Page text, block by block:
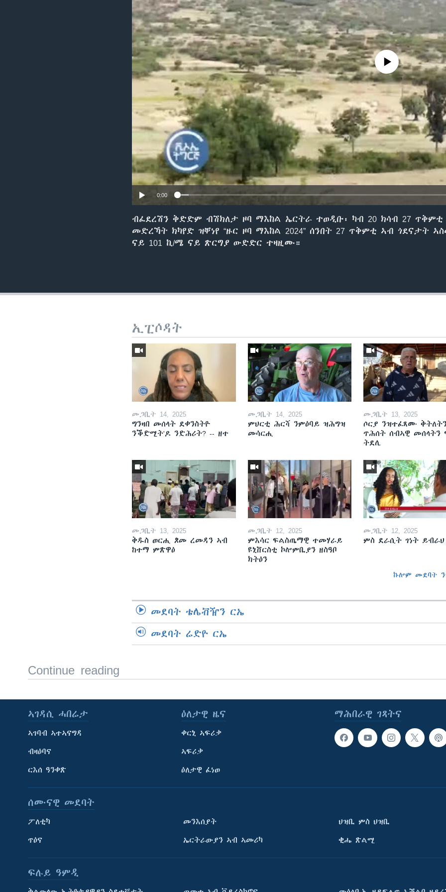
ትምህርቲ እንግሊዝኛ
No media source currently
0:00
ብፈደረሽን ቅድድም ብሽክለታ ዞባ ማእከል ኤርትራ ተወዲቡ፡ ካብ 20 ክሳብ 27 ጥቅምቲ
መድረኻት ክካየድ ዝቐነየ “ዙር ዞባ ማእከል 2024” ሰንበት 27 ጥቅምቲ ኣብ ጎደናታት
ናይ 101 ኪ/ሜ ናይ ጽርግያ ውድድር ተዛዚሙ።
ኢፒሶዳት
መጋቢት 14, 2025
ግንዛበ መሰላት ደቀንስትዮ
ንቕድሚት'ዶ ንድሕሪት? -- ዘተ
መጋቢት 14, 2025
ምህርቲ ሕርሻ ንምዕባይ ዝሕግዝ
መሳርሒ
መጋቢት 13, 2025
ሶርያ ንዝተፈጸሙ
ጥሕሰት ሰብኣዊ መሰላትን
ትደሊ
መጋቢት 13, 2025
ቅዱስ ወርሒ ጾመ ረመዳን ኣብ
ከተማ ምጽዋዕ
መጋቢት 12, 2025
ምእሳር ፍልስጤማዊ ተመሃራይ
ዩኒቨርስቲ ኮሎምቢያን ዘስዓቦ
ክትዕን
መጋቢት 12, 2025
ምስ ደራሲት ገነት ይብራህ
ኩሎም መደባት
መደባት ቴሌቭዥን ርኤ
መደባት ሬድዮ ርኤ
Continue reading
ማሕበራዊ ገጻትና
ኣገዳሲ ሓበሬታ
ኣገባብ ኣተኣናግዳ
ብዛዕባና
ርእሰ ዓንቀጽ
ዕለታዊ ዜና
ቀርኒ ኣፍሪቃ
ኣፍሪቃ
ዕለታዊ ፈነወ
ሰሙናዊ መደባት
ፖለቲካ
ጥዕና
መንእሰያት
ኤርትራውያን ኣብ ኣመሪካ
ህዝቢ ምስ ህዝቢ
ቂሔ ጽልሚ
ፍሉይ ዓምዲ